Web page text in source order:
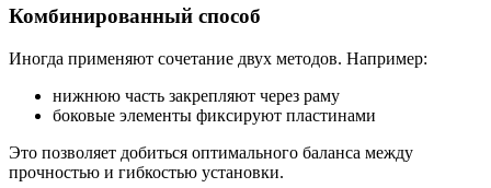
Комбинированный способ
Иногда применяют сочетание двух методов. Например:
нижнюю часть закрепляют через раму
боковые элементы фиксируют пластинами
Это позволяет добиться оптимального баланса между
прочностью и гибкостью установки.